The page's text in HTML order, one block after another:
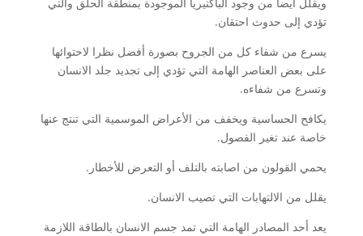
تؤدي إلى حدوث احتقان.
يسرع من شفاء كل من الجروح بصورة أفضل نظرا لاحتوائها
على بعض العناصر الهامة التي تؤدي إلى تجديد جلد الانسان
وتسرع من شفاءه.
يكافح الحساسية ويخفف من الأعراض الموسمية التي تنتج عنها
خاصة عند تغير الفصول.
يحمي القولون من اصابته بالتلف أو التعرض للأخطار.
يقلل من الالتهابات التي تصيب الانسان.
يعد أحد المصادر الهامة التي تمد جسم الانسان بالطاقة اللازمة